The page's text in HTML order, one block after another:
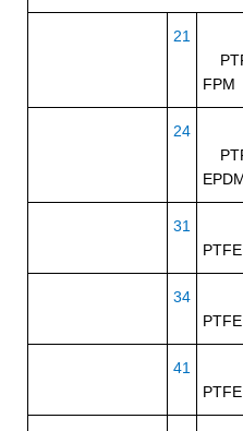
21
FPM
24
31
34
41